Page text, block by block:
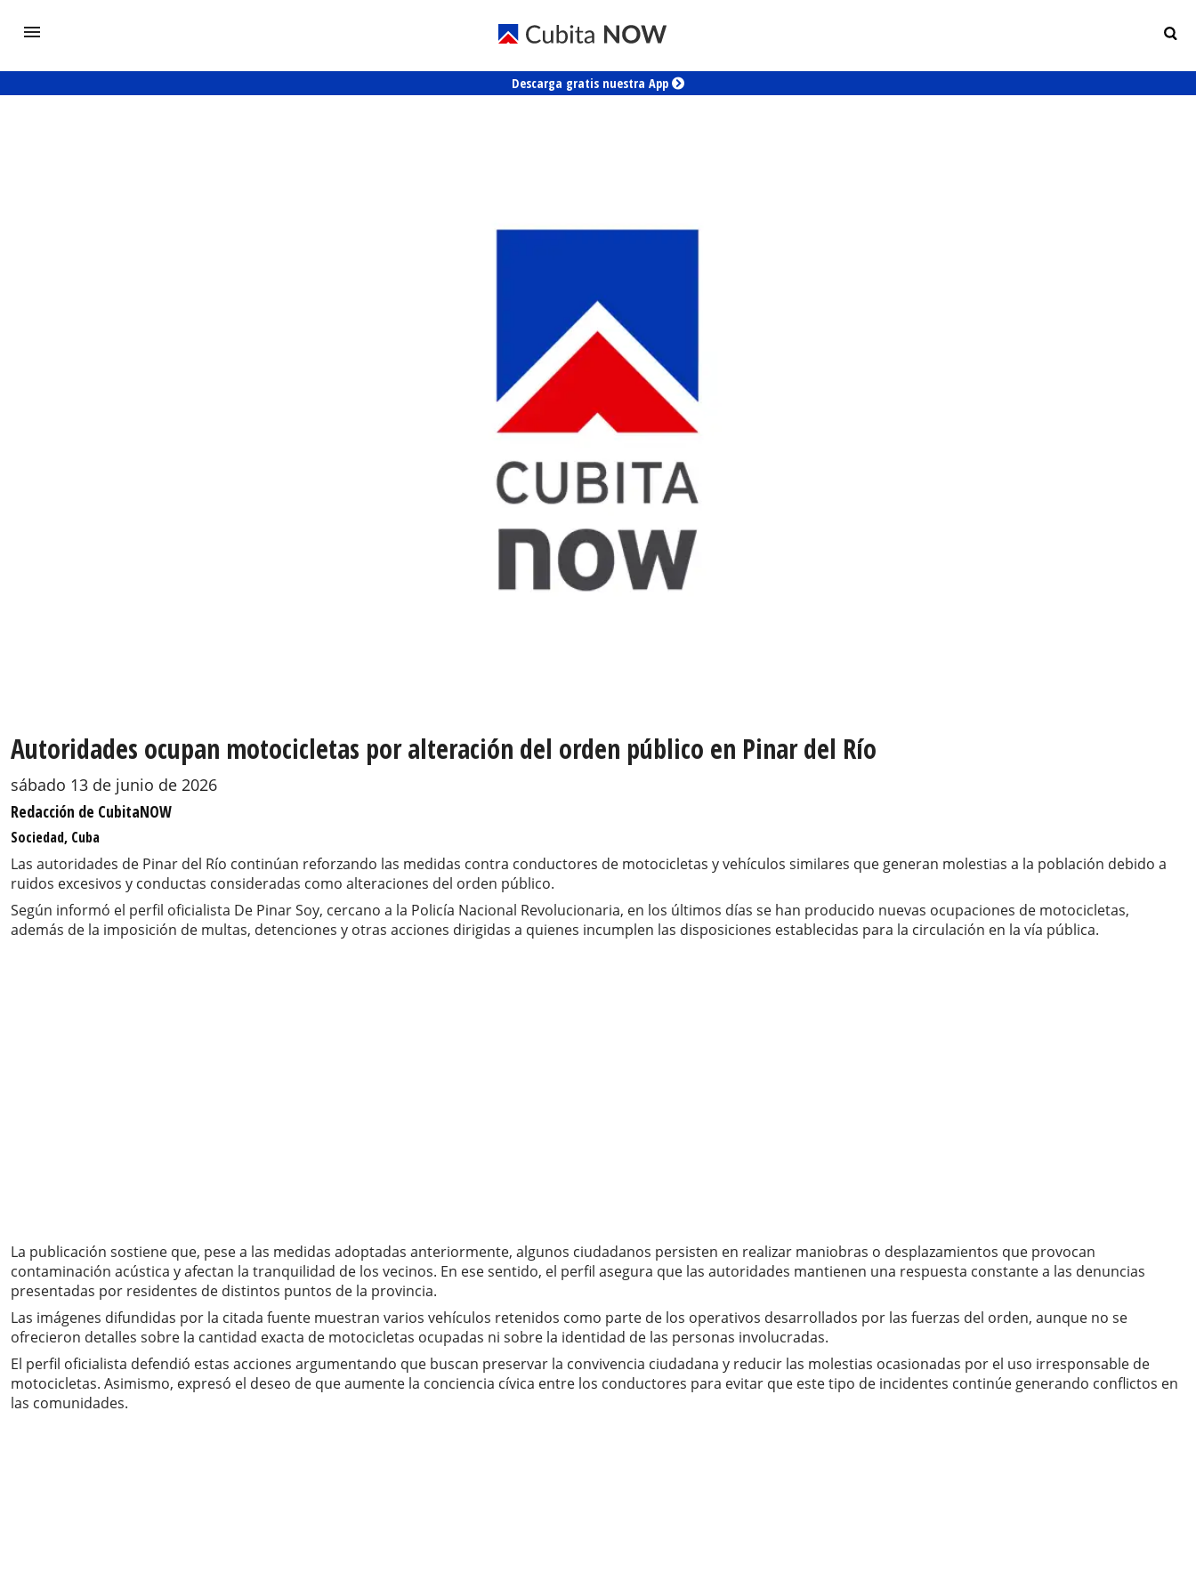
Descarga gratis nuestra App
Autoridades ocupan motocicletas por alteración del orden público en Pinar del Río
sábado 13 de junio de 2026
Redacción de CubitaNOW
Sociedad, Cuba
Las autoridades de Pinar del Río continúan reforzando las medidas contra conductores de motocicletas y vehículos similares que generan molestias a la población debido a
ruidos excesivos y conductas consideradas como alteraciones del orden público.
Según informó el perfil oficialista De Pinar Soy, cercano a la Policía Nacional Revolucionaria, en los últimos días se han producido nuevas ocupaciones de motocicletas,
además de la imposición de multas, detenciones y otras acciones dirigidas a quienes incumplen las disposiciones establecidas para la circulación en la vía pública.
La publicación sostiene que, pese a las medidas adoptadas anteriormente, algunos ciudadanos persisten en realizar maniobras o desplazamientos que provocan
contaminación acústica y afectan la tranquilidad de los vecinos. En ese sentido, el perfil asegura que las autoridades mantienen una respuesta constante a las denuncias
presentadas por residentes de distintos puntos de la provincia.
Las imágenes difundidas por la citada fuente muestran varios vehículos retenidos como parte de los operativos desarrollados por las fuerzas del orden, aunque no se
ofrecieron detalles sobre la cantidad exacta de motocicletas ocupadas ni sobre la identidad de las personas involucradas.
El perfil oficialista defendió estas acciones argumentando que buscan preservar la convivencia ciudadana y reducir las molestias ocasionadas por el uso irresponsable de
motocicletas. Asimismo, expresó el deseo de que aumente la conciencia cívica entre los conductores para evitar que este tipo de incidentes continúe generando conflictos en
las comunidades.